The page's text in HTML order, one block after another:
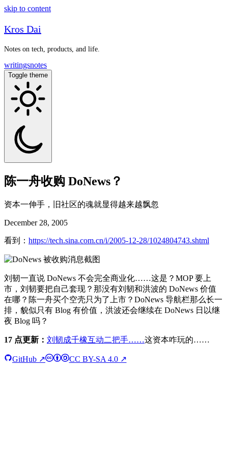
skip to content
Kros Dai
Notes on tech, products, and life.
writingsnotes
Toggle theme
陈一舟收购 DoNews？
资本一伸手，旧社区的魂就显得越来越飘忽
December 28, 2005
看到： https://tech.sina.com.cn/i/2005-12-28/1024804743.shtml
刘韧一直说 DoNews 不会完全商业化……这是？MOP 要上
市，刘韧要把自己套现？那没有刘韧和洪波的 DoNews 价值
在哪？陈一舟买个空壳只为了上市？DoNews 导航栏那么长一
排，貌似只有 Blog 有价值，洪波还会继续在 DoNews 日以继
夜 Blog 吗？
17 点更新： 刘韧成千橡互动二把手……这资本咋玩的……
GitHub ↗ CC BY-SA 4.0 ↗